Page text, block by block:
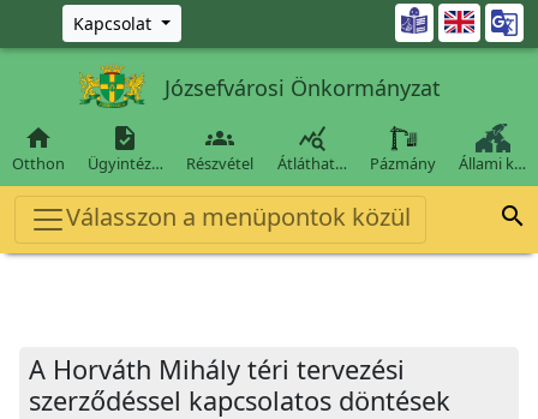
Ugrás a fő tartalomra
Kapcsolat 
Józsefvárosi Önkormányzat

Otthon

Ügyintéz…

Részvétel

Átláthat… Pázmány Állami k…
Válasszon a menüpontok közül 
A Horváth Mihály téri tervezési
szerződéssel kapcsolatos döntések